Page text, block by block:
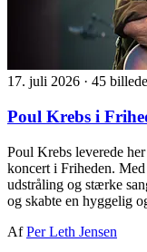
17. juli 2026 · 45
Poul Krebs i
Poul Krebs leverede
koncert i Friheden.
udstråling og stærke
og skabte en hyggelig
AfPer Leth Jensen